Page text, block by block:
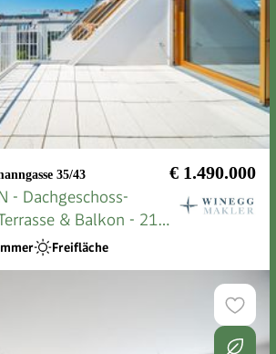
35/43 € 1.490.000
- Dachgeschoss-
& Balkon - 21
ZimmerFreifläche